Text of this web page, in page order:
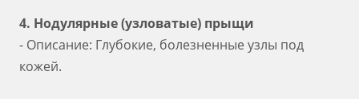
4. Нодулярные (узловатые) прыщи
- Описание: Глубокие, болезненные узлы под
кожей.